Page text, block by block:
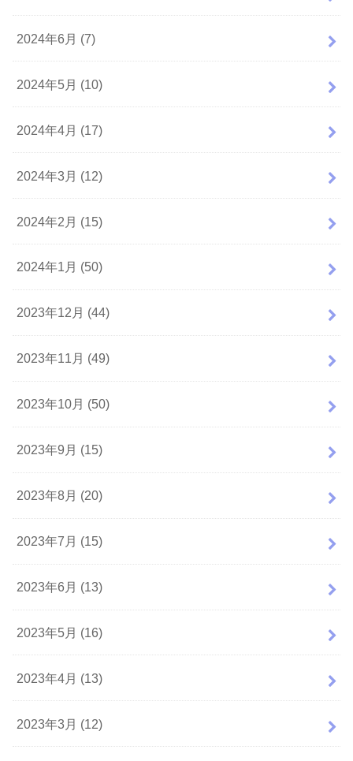
2024年6月 (7)
2024年5月 (10)
2024年4月 (17)
2024年3月 (12)
2024年2月 (15)
2024年1月 (50)
2023年12月 (44)
2023年11月 (49)
2023年10月 (50)
2023年9月 (15)
2023年8月 (20)
2023年7月 (15)
2023年6月 (13)
2023年5月 (16)
2023年4月 (13)
2023年3月 (12)